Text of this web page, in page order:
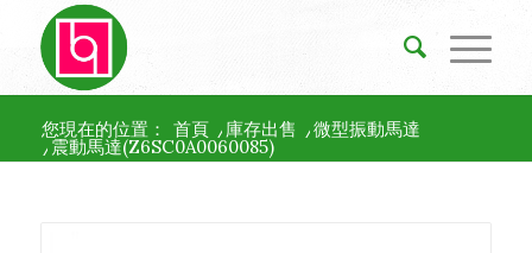
您現在的位置： 首頁 /庫存出售 /微型振動馬達
/震動馬達(Z6SC0A0060085)